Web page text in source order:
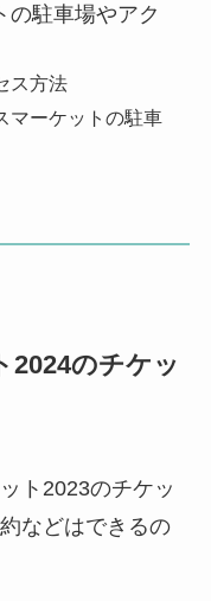
の駐車場やアク
ス方法
マーケットの駐車
2024のチケッ
ト2023のチケッ
などはできるの